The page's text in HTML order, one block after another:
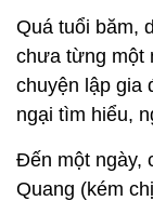
Quá tuổi băm,
chưa từng một
chuyện lập gia
ngại tìm hiểu,
Đến một ngày,
Quang (kém